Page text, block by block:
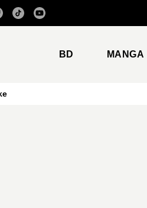
CONTENU
BD MANGA